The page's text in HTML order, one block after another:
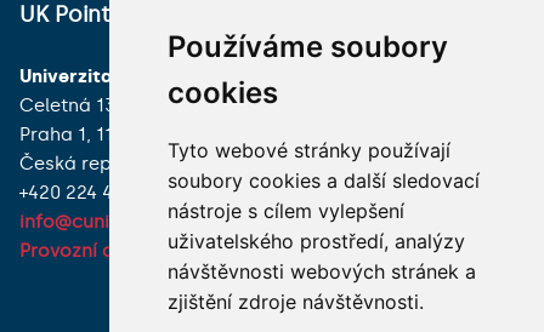
Používáme soubory
cookies
Tyto webové stránky používají
soubory cookies a další sledovací
nástroje s cílem vylepšení
uživatelského prostředí, analýzy
návštěvnosti webových stránek a
zjištění zdroje návštěvnosti.
UK Point
Univerzita Karlova
Celetná 13
Praha 1, 116 36
Česká republika
+420 224 491 850
info@cuni.cz
Provozní doba a kontakty
JAK K NÁM?